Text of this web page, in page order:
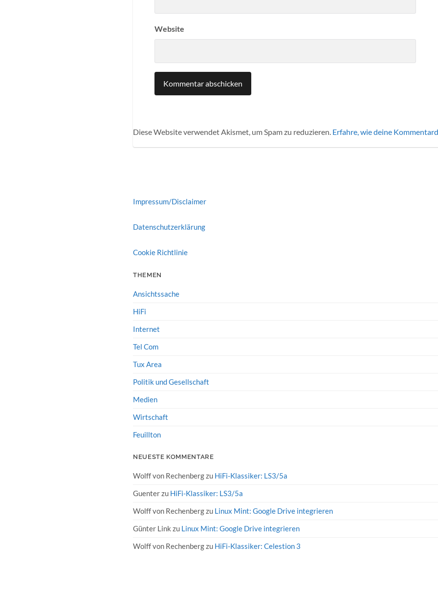
Website
Diese Website verwendet Akismet, um Spam zu reduzieren. Erfahre, wie deine
Impressum/Disclaimer
Datenschutzerklärung
Cookie Richtlinie
THEMEN
Ansichtssache
HiFi
Internet
Tel Com
Tux Area
Politik und Gesellschaft
Medien
Wirtschaft
Feuillton
NEUESTE KOMMENTARE
Wolff von Rechenbergzu HiFi-Klassiker: LS3/5a
Guenterzu HiFi-Klassiker: LS3/5a
Wolff von Rechenbergzu Linux Mint: Google Drive integrieren
Günter Link zu Linux Mint: Google Drive integrieren
Wolff von Rechenbergzu HiFi-Klassiker: Celestion 3